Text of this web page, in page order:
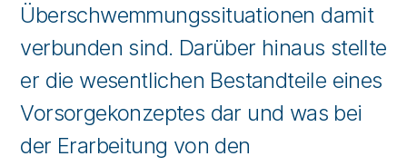
Überschwemmungssituationen damit
verbunden sind. Darüber hinaus stellte
er die wesentlichen Bestandteile eines
Vorsorgekonzeptes dar und was bei
der Erarbeitung von den